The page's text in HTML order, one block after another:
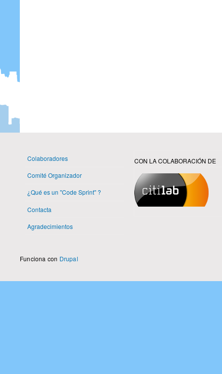
Colaboradores
Comité Organizador
¿Qué es un "Code Sprint" ?
Contacta
Agradecimientos
CON LA COLABORACIÓN DE
Funciona con Drupal